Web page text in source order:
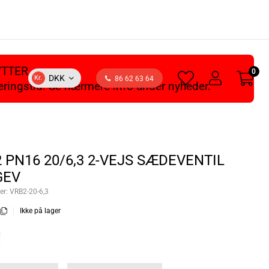
Kr. DKK 86 62 63 64
heart
light
light
0
Se nærmere info under nyheder.
PN16 20/6,3 2-VEJS SÆDEVENTIL
VRB2-20-6,3
Ikke på lager